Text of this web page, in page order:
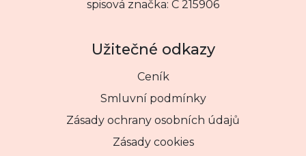
spisová značka: C 215906
Užitečné odkazy
Ceník
Smluvní podmínky
Zásady ochrany osobních údajů
Zásady cookies